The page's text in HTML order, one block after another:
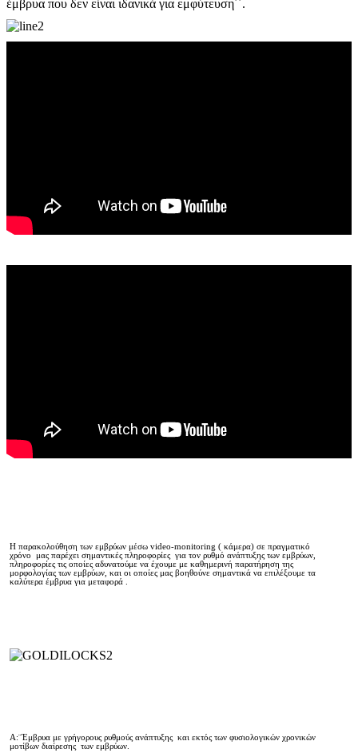
έμβρυα που δεν είναι ιδανικά για εμφύτευση΄΄.
Η παρακολούθηση των εμβρύων μέσω video-monitoring ( κάμερα) σε πραγματικό
χρόνο μας παρέχει σημαντικές πληροφορίες για τον ρυθμό ανάπτυξης των εμβρύων,
πληροφορίες τις οποίες αδυνατούμε να έχουμε με καθημερινή παρατήρηση της
μορφολογίας των εμβρύων, και οι οποίες μας βοηθούνε σημαντικά να επιλέξουμε τα
καλύτερα έμβρυα για μεταφορά .
A:¨Έμβρυα με γρήγορους ρυθμούς ανάπτυξης και εκτός των φυσιολογικών χρονικών
μοτίβων διαίρεσης των εμβρύων.